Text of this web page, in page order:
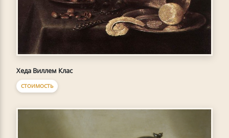
Хеда Виллем Клас
СТОИМОСТЬ